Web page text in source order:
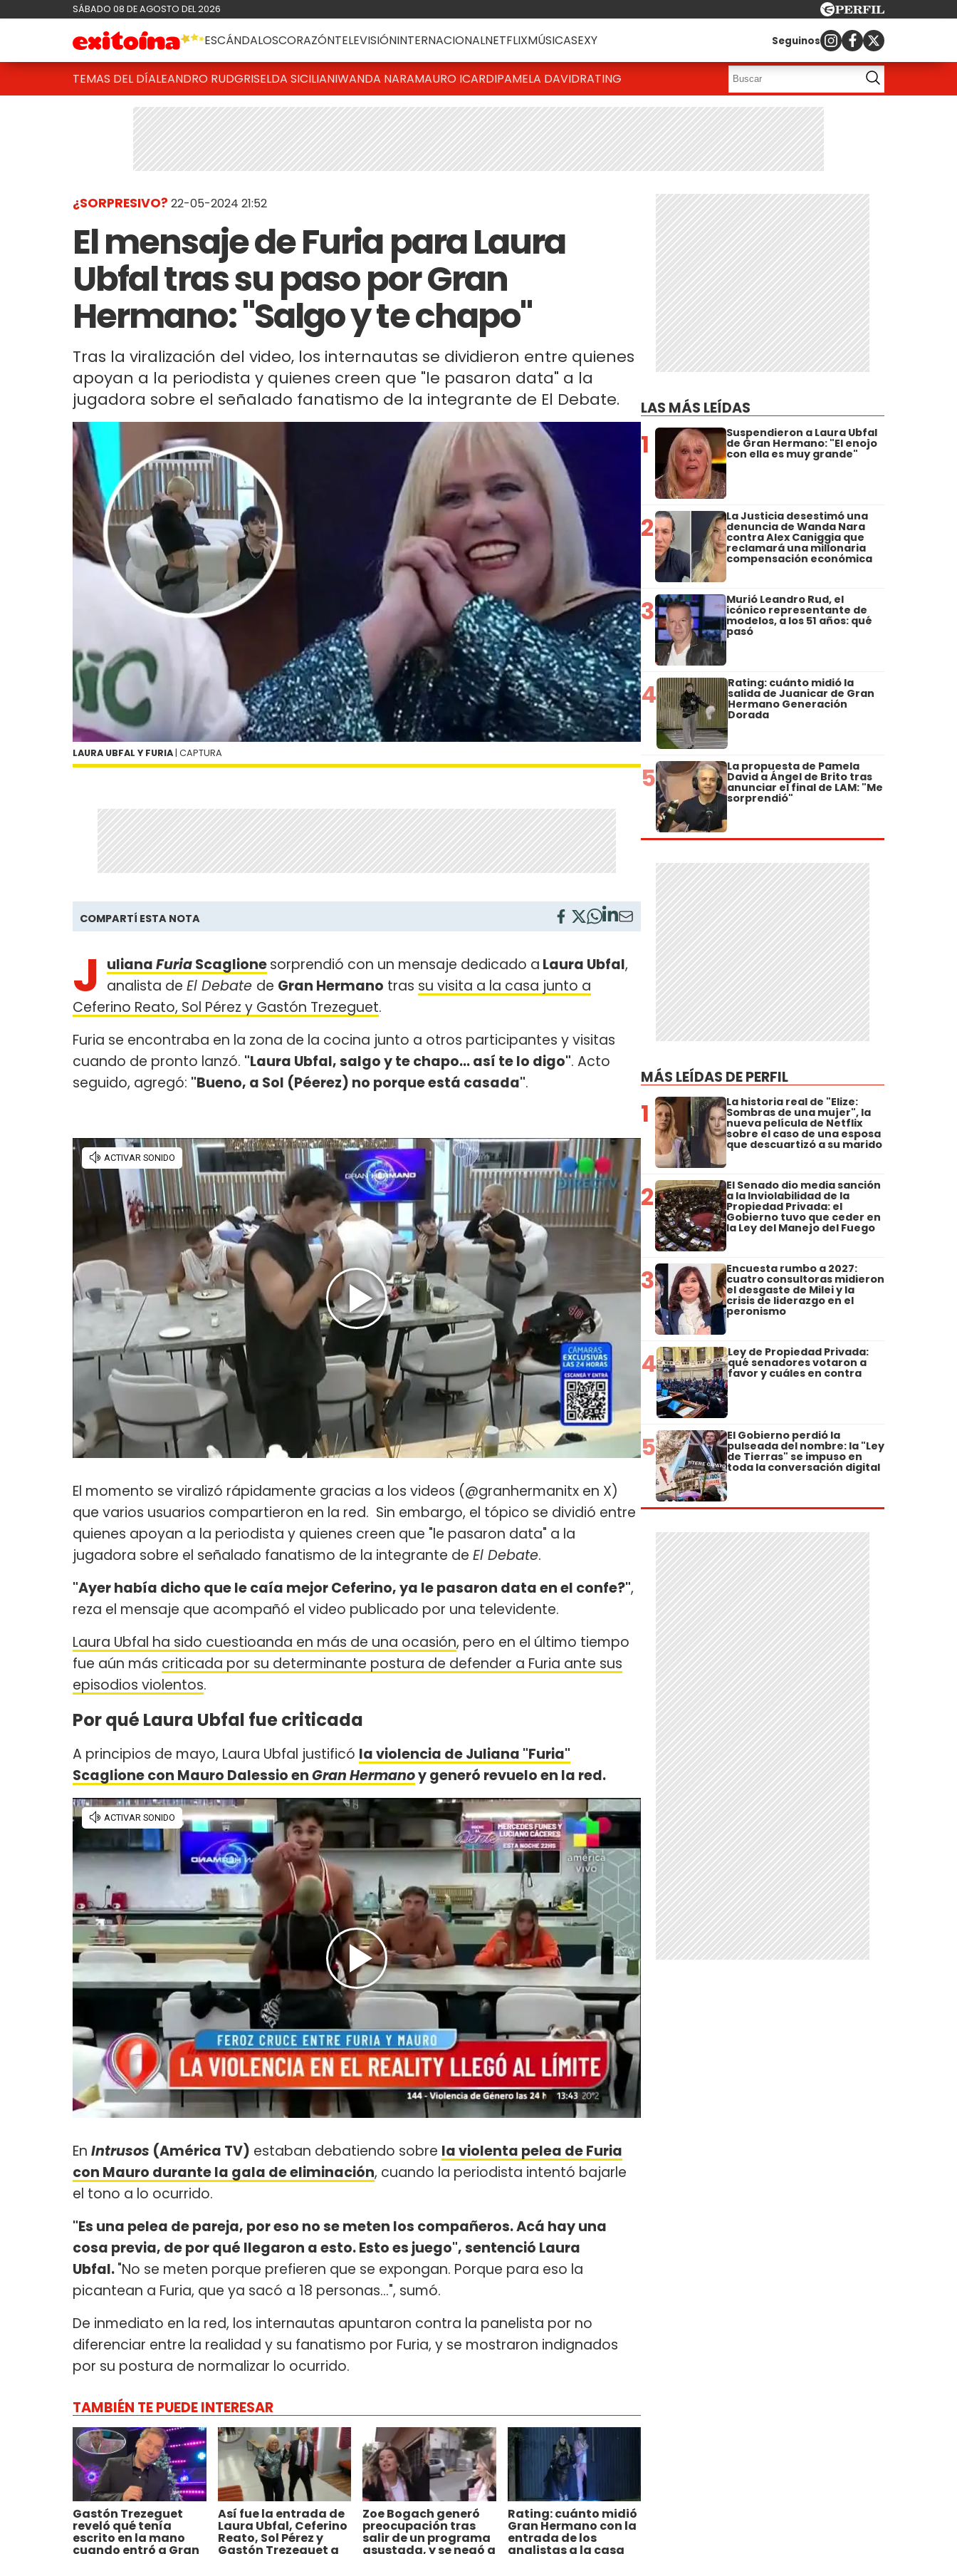
SÁBADO 08 DE AGOSTO DEL 2026
ESCÁNDALOSCORAZÓNTELEVISIÓNINTERNACIONALNETFLIXMÚSICASEXY Seguinos
TEMAS DEL DÍALEANDRO RUDGRISELDA SICILIANIWANDA NARAMAURO ICARDIPAMELA DAVIDRATING
¿SORPRESIVO? 22-05-2024 21:52
El mensaje de Furia para Laura
Ubfal tras su paso por Gran
Hermano: "Salgo y te chapo"
Tras la viralización del video, los internautas se dividieron entre quienes
apoyan a la periodista y quienes creen que "le pasaron data" a la
jugadora sobre el señalado fanatismo de la integrante de El Debate.
LAURA UBFAL Y FURIA | CAPTURA
COMPARTÍ ESTA NOTA
J ulianaFuriaScaglionesorprendió con un mensaje dedicado a Laura Ubfal,
analista de El Debate de Gran Hermano tras su visita a la casa junto a
Ceferino Reato, Sol Pérez y Gastón Trezeguet.
Furia se encontraba en la zona de la cocina junto a otros participantes y visitas
cuando de pronto lanzó. "Laura Ubfal, salgo y te chapo... así te lo digo". Acto
seguido, agregó: "Bueno, a Sol (Péerez) no porque está casada".
El momento se viralizó rápidamente gracias a los videos (@granhermanitx en X)
que varios usuarios compartieron en la red. Sin embargo, el tópico se dividió entre
quienes apoyan a la periodista y quienes creen que "le pasaron data" a la
jugadora sobre el señalado fanatismo de la integrante de El Debate.
"Ayer había dicho que le caía mejor Ceferino, ya le pasaron data en el confe?",
reza el mensaje que acompañó el video publicado por una televidente.
Laura Ubfal ha sido cuestioanda en más de una ocasión, pero en el último tiempo
fue aún más criticada por su determinante postura de defender a Furia ante sus
episodios violentos.
Por qué Laura Ubfal fue criticada
A principios de mayo, Laura Ubfal justificó la violencia de Juliana "Furia"
Scaglione con Mauro Dalessio enGran Hermanoy generó revuelo en la red.
En Intrusos (América TV) estaban debatiendo sobre la violenta pelea de Furia
con Mauro durante la gala de eliminación, cuando la periodista intentó bajarle
el tono a lo ocurrido.
"Es una pelea de pareja, por eso no se meten los compañeros. Acá hay una
cosa previa, de por qué llegaron a esto. Esto es juego", sentenció Laura
Ubfal."No se meten porque prefieren que se expongan. Porque para eso la
picantean a Furia, que ya sacó a 18 personas...", sumó.
De inmediato en la red, los internautas apuntaron contra la panelista por no
diferenciar entre la realidad y su fanatismo por Furia, y se mostraron indignados
por su postura de normalizar lo ocurrido.
TAMBIÉN TE PUEDE INTERESAR
Gastón Trezeguet
reveló qué tenía
escrito en la mano
cuando entró a Gran
Así fue la entrada de
Laura Ubfal, Ceferino
Reato, Sol Pérez y
Gastón Trezeguet a
Zoe Bogach generó
preocupación tras
salir de un programa
asustada, y se negó a
Rating: cuánto midió
Gran Hermano con la
entrada de los
analistas a la casa
LAS MÁS LEÍDAS
1 Suspendieron a Laura Ubfal
de Gran Hermano: "El enojo
con ella es muy grande"
2 La Justicia desestimó una
denuncia de Wanda Nara
contra Alex Caniggia que
reclamará una millonaria
compensación económica
3 Murió Leandro Rud, el
icónico representante de
modelos, a los 51 años: qué
pasó
4 Rating: cuánto midió la
salida de Juanicar de Gran
Hermano Generación
Dorada
5 La propuesta de Pamela
David a Ángel de Brito tras
anunciar el final de LAM: "Me
sorprendió"
MÁS LEÍDAS DE PERFIL
1 La historia real de "Elize:
Sombras de una mujer", la
nueva película de Netflix
sobre el caso de una esposa
que descuartizó a su marido
2 El Senado dio media sanción
a la Inviolabilidad de la
Propiedad Privada: el
Gobierno tuvo que ceder en
la Ley del Manejo del Fuego
3 Encuesta rumbo a 2027:
cuatro consultoras midieron
el desgaste de Milei y la
crisis de liderazgo en el
peronismo
4 Ley de Propiedad Privada:
qué senadores votaron a
favor y cuáles en contra
5 El Gobierno perdió la
pulseada del nombre: la "Ley
de Tierras" se impuso en
toda la conversación digital